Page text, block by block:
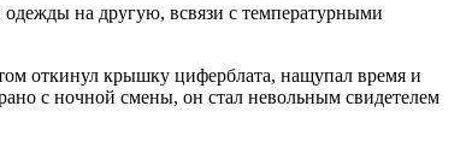
одежды на другую, всвязи с температурными
откинул крышку циферблата, нащупал время и
с ночной смены, он стал невольным свидетелем